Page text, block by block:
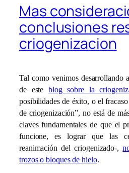
Mas
conclusiones
criogenizacion
Tal como venimos desarrollando
de esteblog sobre la
posibilidades de éxito, o el
de criogenización”, no está de
claves fundamentales de que el
funcione, es lograr que las
reanimación del criogenizado-,
trozos o bloques de hielo.